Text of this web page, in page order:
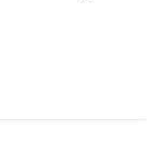
tìm điềm báo,